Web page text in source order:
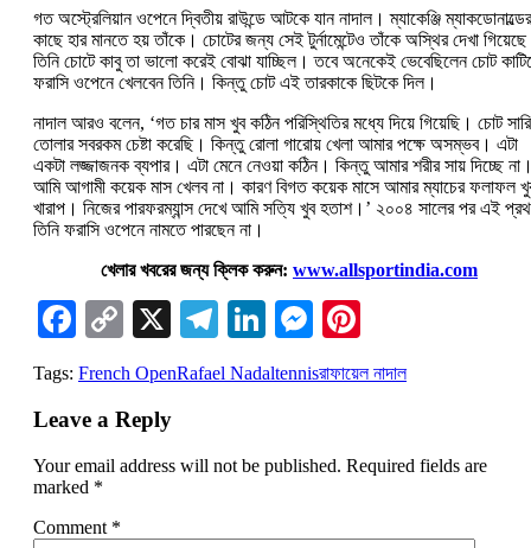
গত অস্ট্রেলিয়ান ওপেনে দ্বিতীয় রাউন্ডে আটকে যান নাদাল। ম্যাকেঞ্জি ম্যাকডোনাল্ডের
কাছে হার মানতে হয় তাঁকে। চোটের জন্য সেই টুর্নামেন্টেও তাঁকে অস্থির দেখা
তিনি চোটে কাবু তা ভালো করেই বোঝা যাচ্ছিল। তবে অনেকেই ভেবেছিলেন চোট
ফরাসি ওপেনে খেলবেন তিনি। কিন্তু চোট এই তারকাকে ছিটকে দিল।
নাদাল আরও বলেন, ‘গত চার মাস খুব কঠিন পরিস্থিতির মধ্যে দিয়ে গিয়েছি। চোট
তোলার সবরকম চেষ্টা করেছি। কিন্তু রোলা গারোয় খেলা আমার পক্ষে অসম্ভব। এটা
একটা লজ্জাজনক ব্যপার। এটা মেনে নেওয়া কঠিন। কিন্তু আমার শরীর সায় দিচ্ছে
আমি আগামী কয়েক মাস খেলব না। কারণ বিগত কয়েক মাসে আমার ম্যাচের ফলাফল
খারাপ। নিজের পারফরম্যান্স দেখে আমি সত্যি খুব হতাশ।’ ২০০৪ সালের পর এই
তিনি ফরাসি ওপেনে নামতে পারছেন না।
খেলার খবরের জন্য ক্লিক করুন: www.allsportindia.com
Facebook
Copy
Link
X Telegram
LinkedIn
Messenger
Tags: French OpenRafael Nadaltennisরাফায়েল নাদাল
Leave a Reply
Your email address will not be published. Required fields are
marked *
Comment *